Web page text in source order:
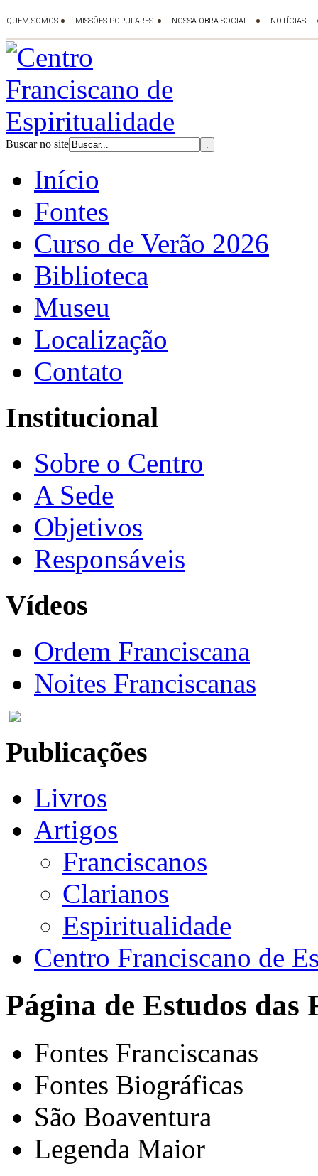
Buscar no site
Início
Fontes
Curso de Verão 2026
Biblioteca
Museu
Localização
Contato
Institucional
Sobre o Centro
A Sede
Objetivos
Responsáveis
Vídeos
Ordem Franciscana
Noites Franciscanas
Publicações
Livros
Artigos
Franciscanos
Clarianos
Espiritualidade
Centro Franciscano de
Página de Estudos das
Fontes Franciscanas
Fontes Biográficas
São Boaventura
Legenda Maior